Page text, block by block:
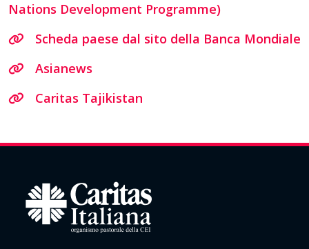
Nations Development Programme)
Scheda paese dal sito della Banca Mondiale
Asianews
Caritas Tajikistan